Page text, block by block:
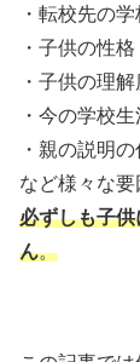
・転校先の
・子供の性格
・子供の理解
・今の学校
・親の説明
など様々な要
必ずしも子
ん。